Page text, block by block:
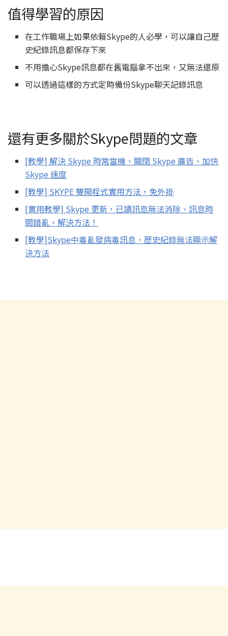
值得學習的原因
在工作職場上如果依賴Skype的人必學，可以讓自己歷
史紀錄訊息都保存下來
不用擔心Skype訊息都在舊電腦拿不出來，又無法還原
可以透過這樣的方式定時備份Skype聊天記錄訊息
還有更多關於Skype問題的文章
[教學] 解決 Skype 時常當機、關閉 Skype 廣告、加快
Skype 速度
[教學] SKYPE 雙開程式實用方法，免外掛
[實用教學] Skype 更新，已讀訊息無法消除、訊息時
間錯亂，解決方法！
[教學]Skype中毒亂發病毒訊息、歷史紀錄無法顯示解
決方法